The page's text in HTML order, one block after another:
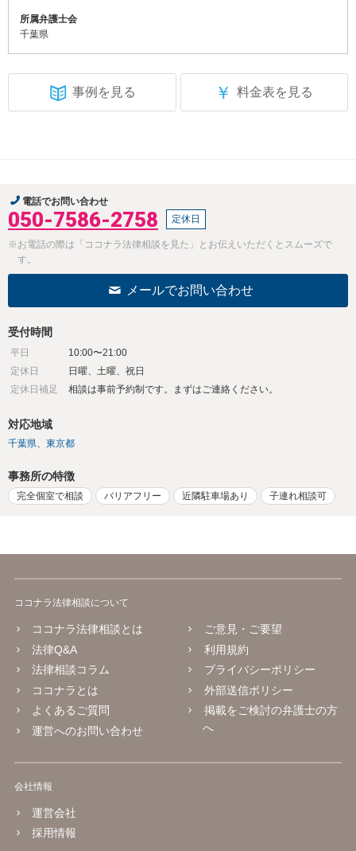
所属弁護士会
千葉県
事例を見る ￥ 料金表を見る
電話でお問い合わせ
050-7586-2758 定休日
※お電話の際は「ココナラ法律相談を見た」とお伝えいただくとスムーズで
す。
メールでお問い合わせ
受付時間
平日
10:00〜21:00
定休日
日曜、土曜、祝日
定休日補足
相談は事前予約制です。まずはご連絡ください。
対応地域
千葉県 東京都
事務所の特徴
完全個室で相談 バリアフリー 近隣駐車場あり 子連れ相談可
ココナラ法律相談について
ココナラ法律相談とは
法律Q&A
法律相談コラム
ココナラとは
よくあるご質問
運営へのお問い合わせ
ご意見・ご要望
利用規約
プライバシーポリシー
外部送信ポリシー
掲載をご検討の弁護士の方
へ
会社情報
運営会社
採用情報